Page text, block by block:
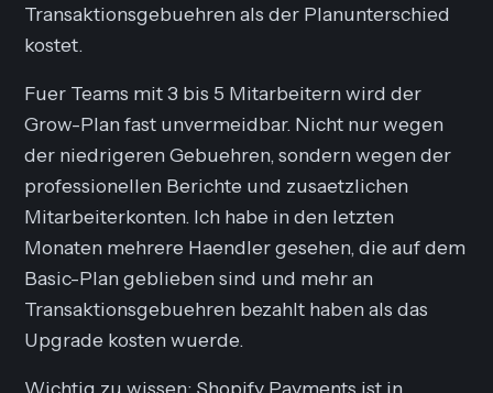
Transaktionsgebuehren als der Planunterschied
kostet.
Fuer Teams mit 3 bis 5 Mitarbeitern wird der
Grow-Plan fast unvermeidbar. Nicht nur wegen
der niedrigeren Gebuehren, sondern wegen der
professionellen Berichte und zusaetzlichen
Mitarbeiterkonten. Ich habe in den letzten
Monaten mehrere Haendler gesehen, die auf dem
Basic-Plan geblieben sind und mehr an
Transaktionsgebuehren bezahlt haben als das
Upgrade kosten wuerde.
Wichtig zu wissen: Shopify Payments ist in